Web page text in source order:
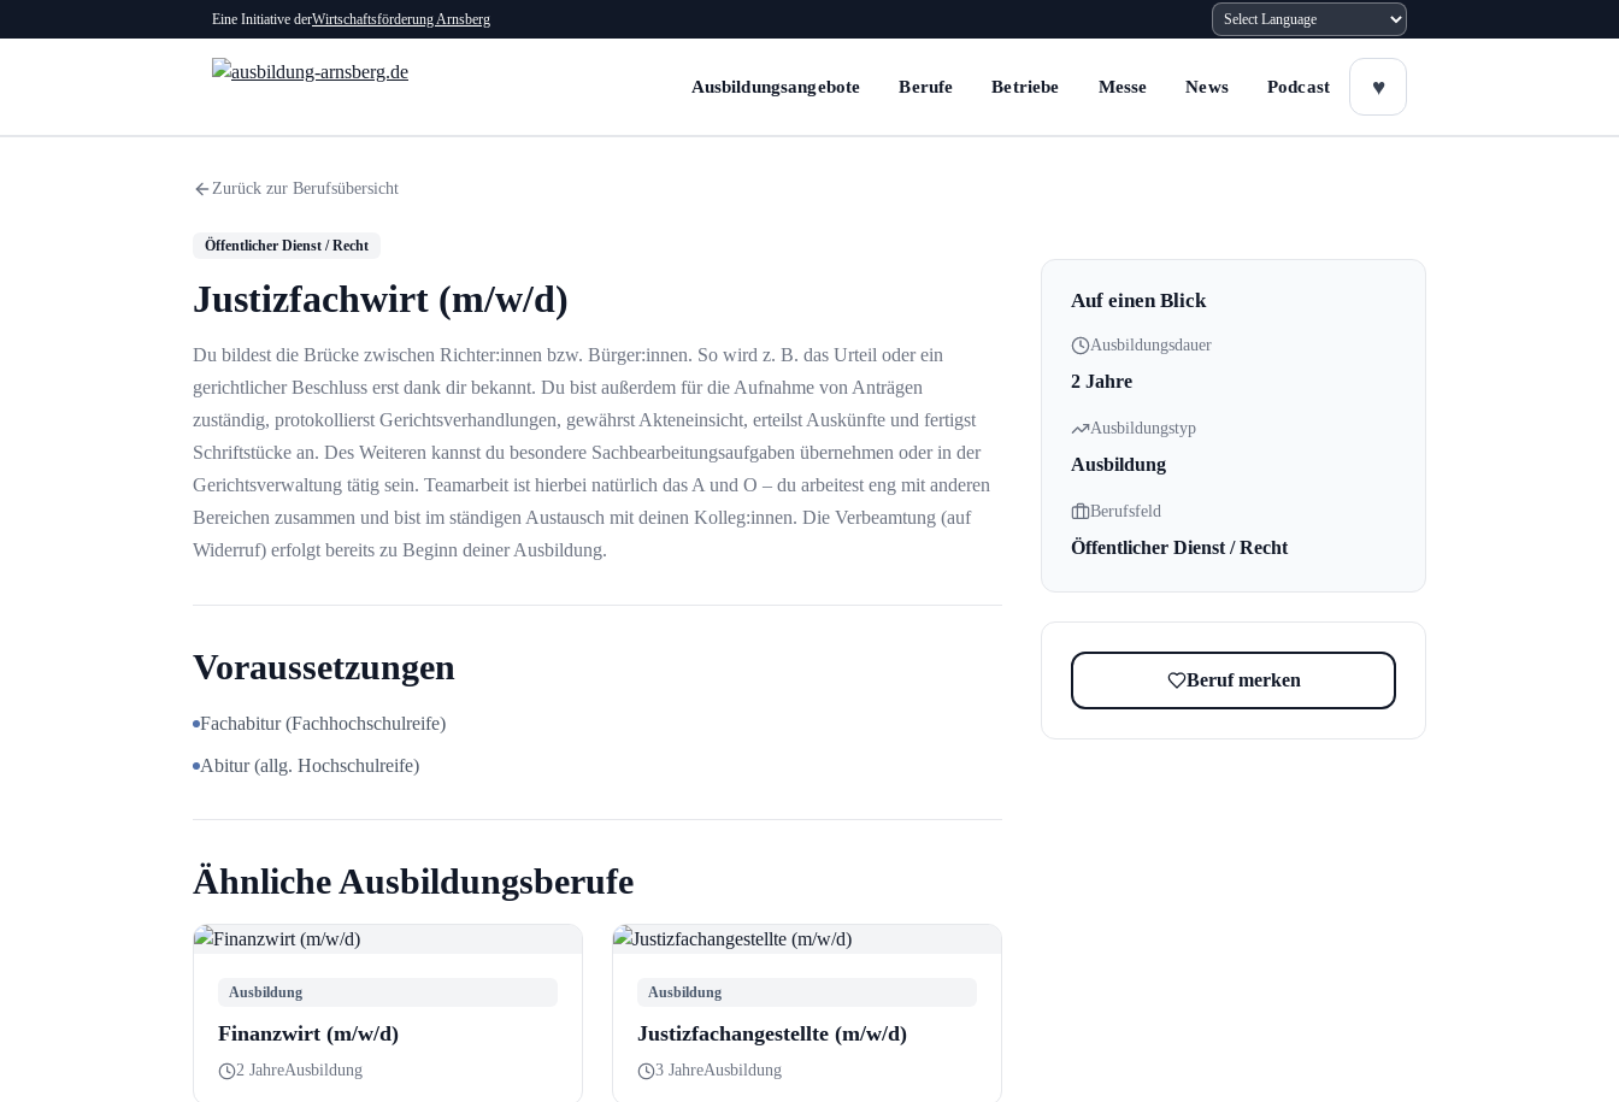
Eine Initiative derWirtschaftsförderung Arnsberg
Ausbildungsangebote Berufe Betriebe Messe News Podcast
Zurück zur Berufsübersicht
Öffentlicher Dienst / Recht
Justizfachwirt (m/w/d)
Du bildest die Brücke zwischen Richter:innen bzw. Bürger:innen. So wird z. B. das Urteil oder ein
gerichtlicher Beschluss erst dank dir bekannt. Du bist außerdem für die Aufnahme von Anträgen
zuständig, protokollierst Gerichtsverhandlungen, gewährst Akteneinsicht, erteilst Auskünfte und fertigst
Schriftstücke an. Des Weiteren kannst du besondere Sachbearbeitungsaufgaben übernehmen oder in der
Gerichtsverwaltung tätig sein. Teamarbeit ist hierbei natürlich das A und O – du arbeitest eng mit anderen
Bereichen zusammen und bist im ständigen Austausch mit deinen Kolleg:innen. Die Verbeamtung (auf
Widerruf) erfolgt bereits zu Beginn deiner Ausbildung.
Voraussetzungen
Fachabitur (Fachhochschulreife)
Abitur (allg. Hochschulreife)
Ähnliche Ausbildungsberufe
Ausbildung
Finanzwirt (m/w/d)
2 JahreAusbildung
Ausbildung
Justizfachangestellte (m/w/d)
3 JahreAusbildung
Auf einen Blick
Ausbildungsdauer
2 Jahre
Ausbildungstyp
Ausbildung
Berufsfeld
Öffentlicher Dienst / Recht
Beruf merken